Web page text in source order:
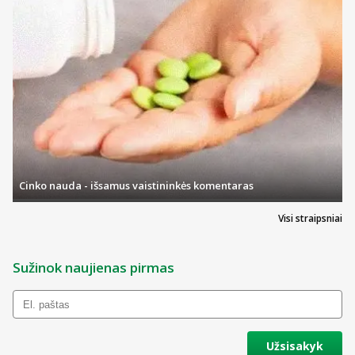
Visi straipsniai
Cinko nauda - išsamus vaistininkės komentaras
Sužinok naujienas pirmas
Užsisakyk